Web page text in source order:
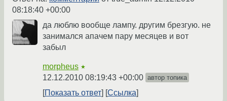
08:18:40 +00:00
да люблю вообще лампу. другим брезгую. не
занимался апачем пару месяцев и вот
забыл
morpheus ★
12.12.2010 08:19:43 +00:00 автор топика
Показать ответ Ссылка